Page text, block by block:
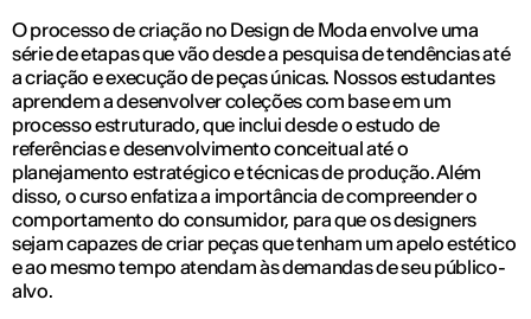
O processo de criação no Design de Moda envolve uma
série de etapas que vão desde a pesquisa de tendências até
a criação e execução de peças únicas. Nossos estudantes
aprendem a desenvolver coleções com base em um
processo estruturado, que inclui desde o estudo de
referências e desenvolvimento conceitual até o
planejamento estratégico e técnicas de produção. Além
disso, o curso enfatiza a importância de compreender o
comportamento do consumidor, para que os designers
sejam capazes de criar peças que tenham um apelo estético
e ao mesmo tempo atendam às demandas de seu público-
alvo.